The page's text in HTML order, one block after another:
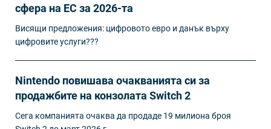
сфера на ЕС за 2026-та
Висящи предложения: цифровото евро и данък върху
цифровите услуги???
Nintendo повишава очакванията си за
продажбите на конзолата Switch 2
Сега компанията очаква да продаде 19 милиона броя